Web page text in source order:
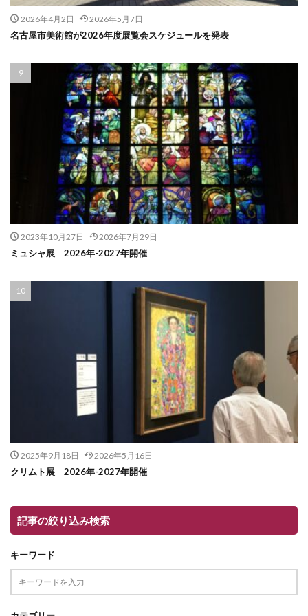
2026年4月2日 2026年5月7日
名古屋市美術館が2026年度展覧会スケジュールを発表
2023年10月27日 2026年7月29日
ミュシャ展 2026年-2027年開催
2025年9月18日 2026年5月16日
クリムト展 2026年-2027年開催
記事の絞り込み検索
キーワード